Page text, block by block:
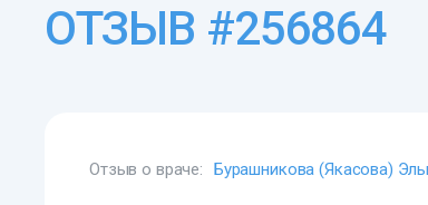
ОТЗЫВ #256864
Отзыв о враче: Бурашникова (Якасова)